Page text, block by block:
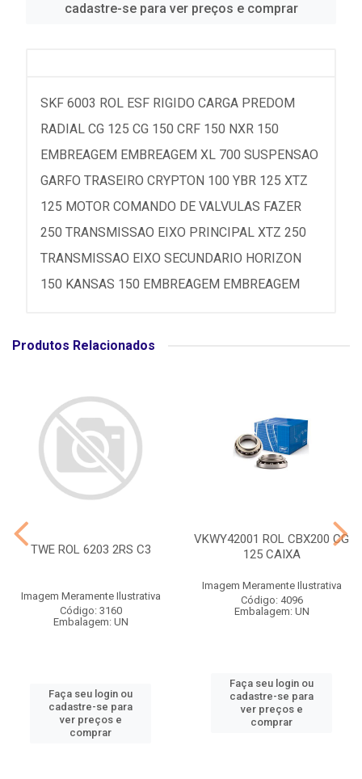
cadastre-se para ver preços e comprar
SKF 6003 ROL ESF RIGIDO CARGA PREDOM
RADIAL CG 125 CG 150 CRF 150 NXR 150
EMBREAGEM EMBREAGEM XL 700 SUSPENSAO
GARFO TRASEIRO CRYPTON 100 YBR 125 XTZ
125 MOTOR COMANDO DE VALVULAS FAZER
250 TRANSMISSAO EIXO PRINCIPAL XTZ 250
TRANSMISSAO EIXO SECUNDARIO HORIZON
150 KANSAS 150 EMBREAGEM EMBREAGEM
Produtos Relacionados
TWE ROL 6203 2RS C3
Imagem Meramente Ilustrativa
Código: 3160
Embalagem: UN
Faça seu login ou
cadastre-se para
ver preços e
comprar
VKWY42001 ROL CBX200 CG
125 CAIXA
Imagem Meramente Ilustrativa
Código: 4096
Embalagem: UN
Faça seu login ou
cadastre-se para
ver preços e
comprar